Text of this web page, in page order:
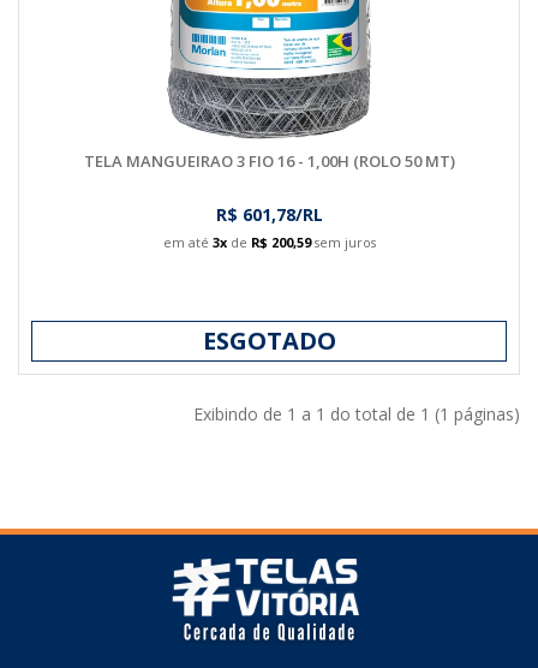
TELA MANGUEIRAO 3 FIO 16 - 1,00H (ROLO 50 MT)
R$ 601,78/RL
em até 3xde R$ 200,59sem juros
ESGOTADO
Exibindo de 1 a 1 do total de 1 (1 páginas)